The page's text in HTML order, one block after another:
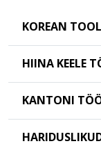
KOREAN
HIINA KEELE
KANTONI